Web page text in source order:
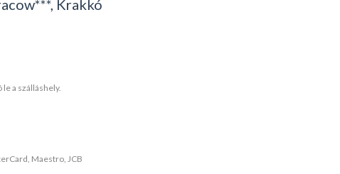
Krakkó
a szálláshely.
Maestro, JCB